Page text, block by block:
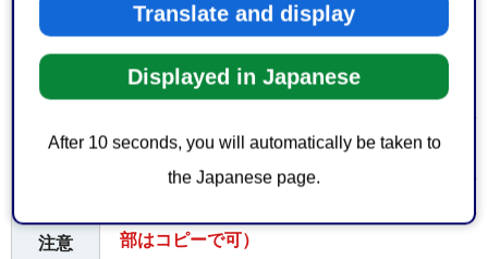
Translate and display
Displayed in Japanese
After 10 seconds, you will automatically be taken to
the Japanese page.
○受付時間
平日の午前8時30分から午後5時15分まで
費用 1件につき、手数料4,000円（静岡県収入証紙）
注意
1.申請書は、1件につき、2部提出してくださ
部はコピーで可）